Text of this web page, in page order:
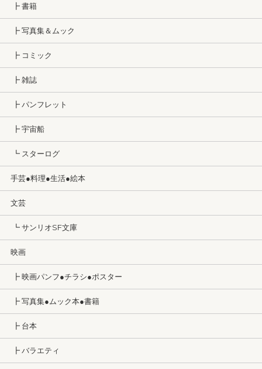
┣ 書籍
┣ 写真集＆ムック
┣ コミック
┣ 雑誌
┣ パンフレット
┣ 宇宙船
┗ スターログ
手芸●料理●生活●絵本
文芸
┗ サンリオSF文庫
映画
┣ 映画パンフ●チラシ●ポスター
┣ 写真集●ムック本●書籍
┣ 台本
┣ バラエティ